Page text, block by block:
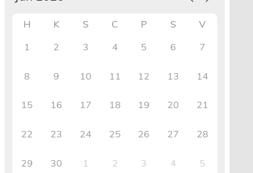
H K S C P S
V
1
2 3 4 5 6 7
8 9 10 11 12 13 14
15 16 17 18 19 20 21
22 23 24 25 26 27 28
29 30 1 2 3 4 5